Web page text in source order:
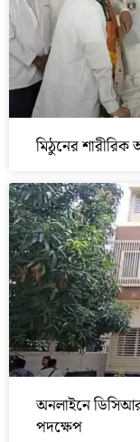
মিঠুনের
অনলাইনে
পদক্ষেপ